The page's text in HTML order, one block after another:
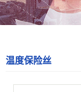
温度保险丝